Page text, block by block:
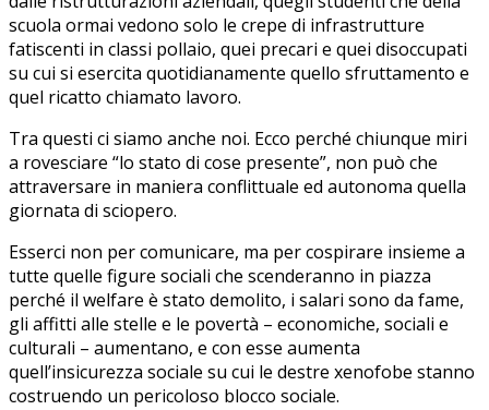
scuola ormai vedono solo le crepe di infrastrutture
fatiscenti in classi pollaio, quei precari e quei disoccupati
su cui si esercita quotidianamente quello sfruttamento e
quel ricatto chiamato lavoro.
Tra questi ci siamo anche noi. Ecco perché chiunque miri
a rovesciare “lo stato di cose presente”, non può che
attraversare in maniera conflittuale ed autonoma quella
giornata di sciopero.
Esserci non per comunicare, ma per cospirare insieme a
tutte quelle figure sociali che scenderanno in piazza
perché il welfare è stato demolito, i salari sono da fame,
gli affitti alle stelle e le povertà – economiche, sociali e
culturali – aumentano, e con esse aumenta
quell’insicurezza sociale su cui le destre xenofobe stanno
costruendo un pericoloso blocco sociale.